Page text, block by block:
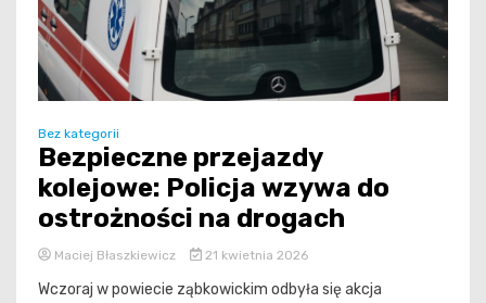
Bez kategorii
Bezpieczne przejazdy
kolejowe: Policja wzywa do
ostrożności na drogach
Maciej Błaszkiewicz 21 kwietnia 2026
Wczoraj w powiecie ząbkowickim odbyła się akcja